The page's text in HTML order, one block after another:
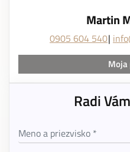
Martin
0905 604 540
Moja
Radi